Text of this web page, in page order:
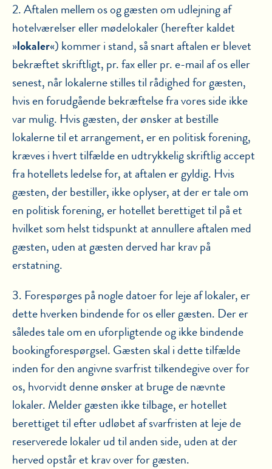
2. Aftalen mellem os og gæsten om udlejning af
hotelværelser eller mødelokaler (herefter kaldet
»lokaler«) kommer i stand, så snart aftalen er blevet
bekræftet skriftligt, pr. fax eller pr. e-mail af os eller
senest, når lokalerne stilles til rådighed for gæsten,
hvis en forudgående bekræftelse fra vores side ikke
var mulig. Hvis gæsten, der ønsker at bestille
lokalerne til et arrangement, er en politisk forening,
kræves i hvert tilfælde en udtrykkelig skriftlig accept
fra hotellets ledelse for, at aftalen er gyldig. Hvis
gæsten, der bestiller, ikke oplyser, at der er tale om
en politisk forening, er hotellet berettiget til på et
hvilket som helst tidspunkt at annullere aftalen med
gæsten, uden at gæsten derved har krav på
erstatning.
3. Forespørges på nogle datoer for leje af lokaler, er
dette hverken bindende for os eller gæsten. Der er
således tale om en uforpligtende og ikke bindende
bookingforespørgsel. Gæsten skal i dette tilfælde
inden for den angivne svarfrist tilkendegive over for
os, hvorvidt denne ønsker at bruge de nævnte
lokaler. Melder gæsten ikke tilbage, er hotellet
berettiget til efter udløbet af svarfristen at leje de
reserverede lokaler ud til anden side, uden at der
herved opstår et krav over for gæsten.